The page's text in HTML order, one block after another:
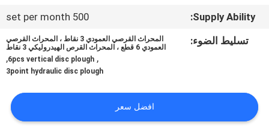
بنا
اطلب
اقتباس
Supply Ability:
500 set per month
تسليط الضوء:
المحراث القرصي العمودي 3 نقاط ، المحراث القرصي
العمودي 6 قطع ، المحراث القرص الهيدروليكي 3 نقاط
,
6pcs vertical disc plough
,
3point hydraulic disc plough
افضل سعر